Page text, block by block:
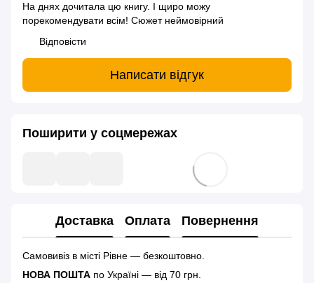
На днях дочитала цю книгу. І щиро можу
порекомендувати всім! Сюжет неймовірний
Відповісти
Написати відгук
Поширити у соцмережах
Доставка Оплата Повернення
Самовивіз в місті Рівне — безкоштовно.
НОВА ПОШТА по Україні — від 70 грн.